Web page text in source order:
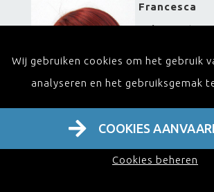
Wij gebruiken cookies om het gebruik
analyseren en het gebruiksgemak
COOKIES
Cookies beheren
Francesca
Dries:
beeld wordt gebracht, geeft een